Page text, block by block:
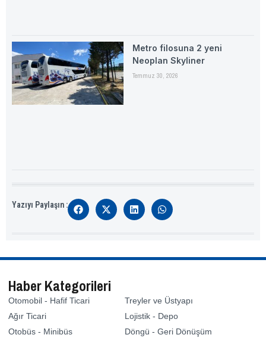
Metro filosuna 2 yeni
Neoplan Skyliner
Temmuz 30, 2026
Yazıyı Paylaşın :
Haber Kategorileri
Otomobil - Hafif Ticari
Ağır Ticari
Otobüs - Minibüs
Treyler ve Üstyapı
Lojistik - Depo
Döngü - Geri Dönüşüm